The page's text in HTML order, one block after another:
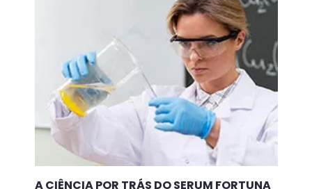
A CIÊNCIA POR TRÁS DO SERUM FORTUNA